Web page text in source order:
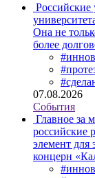
Российские
Она не
более
07.08.2026
События
Главное за
российские
элемент для
концерн